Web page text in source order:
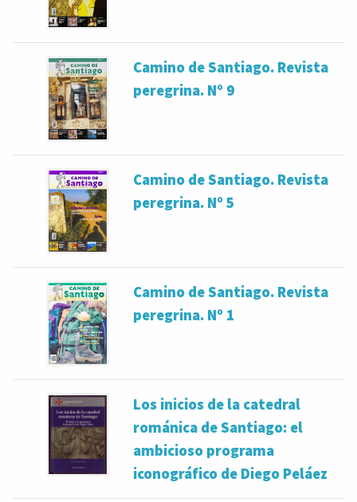
Camino de Santiago. Revista
peregrina. Nº 9
Camino de Santiago. Revista
peregrina. Nº 5
Camino de Santiago. Revista
peregrina. Nº 1
Los inicios de la catedral
románica de Santiago: el
ambicioso programa
iconográfico de Diego Peláez